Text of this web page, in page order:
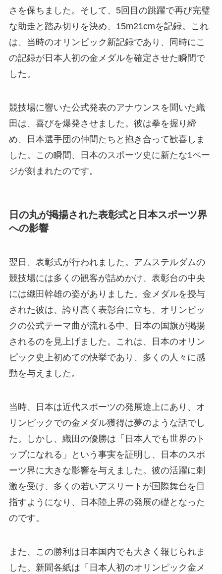
さを保ちました。そして、5回目の跳躍で再び完璧
な助走と踏み切りを決め、15m21cmを記録。これ
は、当時のオリンピック新記録であり、同時にこ
の記録が日本人初の金メダルを確定させた瞬間で
した。
競技場に響いた公式発表のアナウンスを聞いた織
田は、喜びを爆発させました。彼は拳を握り締
め、日本選手団の仲間たちと抱き合って歓喜しま
した。この瞬間、日本のスポーツ史に新たな1ペー
ジが刻まれたのです。
日の丸が掲揚された表彰式と日本スポーツ界
への影響
翌日、表彰式が行われました。アムステルダムの
競技場には多くの観客が詰めかけ、表彰台の中央
には織田幹雄の姿がありました。金メダルを授与
された彼は、誇り高く表彰台に立ち、オリンピッ
クの公式テーマ曲が流れる中、日本の国旗が掲揚
されるのを見上げました。これは、日本のオリン
ピック史上初めての快挙であり、多くの人々に感
動を与えました。
当時、日本は近代スポーツの発展途上にあり、オ
リンピックでの金メダル獲得は夢のような話でし
た。しかし、織田の優勝は「日本人でも世界のト
ップになれる」という事実を証明し、日本のスポ
ーツ界に大きな影響を与えました。彼の活躍に刺
激を受け、多くの若いアスリートが国際舞台を目
指すようになり、日本陸上界の発展の礎となった
のです。
また、この勝利は日本国内でも大きく報じられま
した。新聞各紙は「日本人初のオリンピック金メ